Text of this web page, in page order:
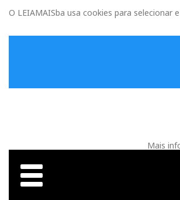
O LEIAMAISba usa cookies para
Mais